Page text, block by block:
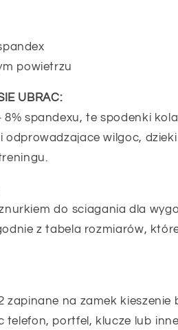
powietrzu
UBRAC:
spandexu, te spodenki
wilgoc,
do sciagania dla
z tabela rozmiarów,
zapinane na zamek kieszenie
telefon, portfel, klucze lub inne